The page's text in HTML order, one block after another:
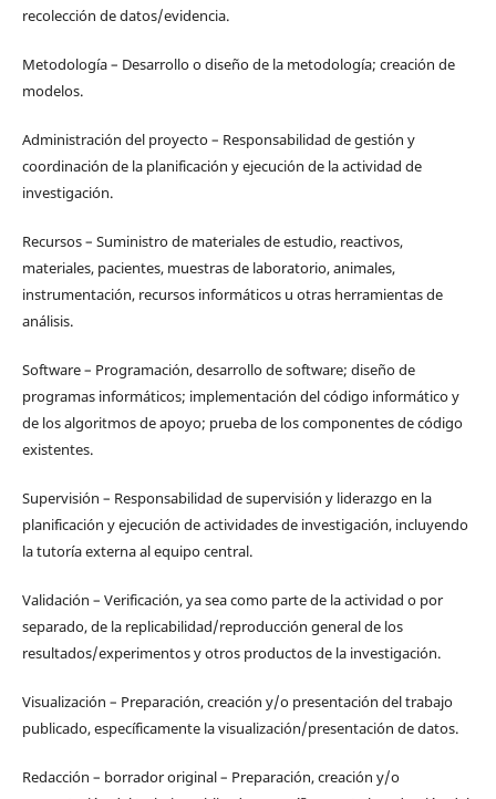
recolección de datos/evidencia.
Metodología – Desarrollo o diseño de la metodología; creación de
modelos.
Administración del proyecto – Responsabilidad de gestión y
coordinación de la planificación y ejecución de la actividad de
investigación.
Recursos – Suministro de materiales de estudio, reactivos,
materiales, pacientes, muestras de laboratorio, animales,
instrumentación, recursos informáticos u otras herramientas de
análisis.
Software – Programación, desarrollo de software; diseño de
programas informáticos; implementación del código informático y
de los algoritmos de apoyo; prueba de los componentes de código
existentes.
Supervisión – Responsabilidad de supervisión y liderazgo en la
planificación y ejecución de actividades de investigación, incluyendo
la tutoría externa al equipo central.
Validación – Verificación, ya sea como parte de la actividad o por
separado, de la replicabilidad/reproducción general de los
resultados/experimentos y otros productos de la investigación.
Visualización – Preparación, creación y/o presentación del trabajo
publicado, específicamente la visualización/presentación de datos.
Redacción – borrador original – Preparación, creación y/o